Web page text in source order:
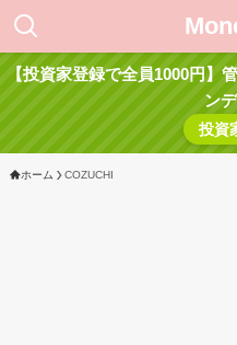
【投資家登録で全員1000円】
ン
投資
ホーム COZUCHI